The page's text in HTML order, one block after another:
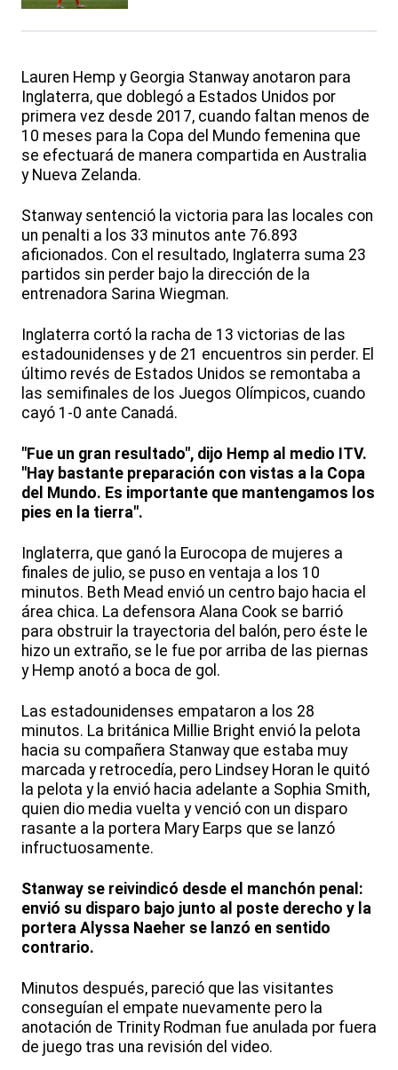
Lauren Hemp y Georgia Stanway anotaron para
Inglaterra, que doblegó a Estados Unidos por
primera vez desde 2017, cuando faltan menos de
10 meses para la Copa del Mundo femenina que
se efectuará de manera compartida en Australia
y Nueva Zelanda.
Stanway sentenció la victoria para las locales con
un penalti a los 33 minutos ante 76.893
aficionados. Con el resultado, Inglaterra suma 23
partidos sin perder bajo la dirección de la
entrenadora Sarina Wiegman.
Inglaterra cortó la racha de 13 victorias de las
estadounidenses y de 21 encuentros sin perder. El
último revés de Estados Unidos se remontaba a
las semifinales de los Juegos Olímpicos, cuando
cayó 1-0 ante Canadá.
"Fue un gran resultado", dijo Hemp al medio ITV.
"Hay bastante preparación con vistas a la Copa
del Mundo. Es importante que mantengamos los
pies en la tierra".
Inglaterra, que ganó la Eurocopa de mujeres a
finales de julio, se puso en ventaja a los 10
minutos. Beth Mead envió un centro bajo hacia el
área chica. La defensora Alana Cook se barrió
para obstruir la trayectoria del balón, pero éste le
hizo un extraño, se le fue por arriba de las piernas
y Hemp anotó a boca de gol.
Las estadounidenses empataron a los 28
minutos. La británica Millie Bright envió la pelota
hacia su compañera Stanway que estaba muy
marcada y retrocedía, pero Lindsey Horan le quitó
la pelota y la envió hacia adelante a Sophia Smith,
quien dio media vuelta y venció con un disparo
rasante a la portera Mary Earps que se lanzó
infructuosamente.
Stanway se reivindicó desde el manchón penal:
envió su disparo bajo junto al poste derecho y la
portera Alyssa Naeher se lanzó en sentido
contrario.
Minutos después, pareció que las visitantes
conseguían el empate nuevamente pero la
anotación de Trinity Rodman fue anulada por fuera
de juego tras una revisión del video.